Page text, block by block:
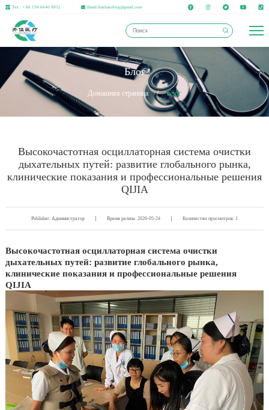
Тел.: + 86 156 6640 9852 Email:lianlianzhng@gmail.com
Блог
Домашняя страница / Блог
Высокочастотная осциллаторная система очистки
дыхательных путей: развитие глобального рынка,
клинические показания и профессиональные решения
QIJIA
Publisher: Администратор Время релиза: 2026-05-24 Количество просмотров: 1
Высокочастотная осциллаторная система очистки
дыхательных путей: развитие глобального рынка,
клинические показания и профессиональные решения
QIJIA